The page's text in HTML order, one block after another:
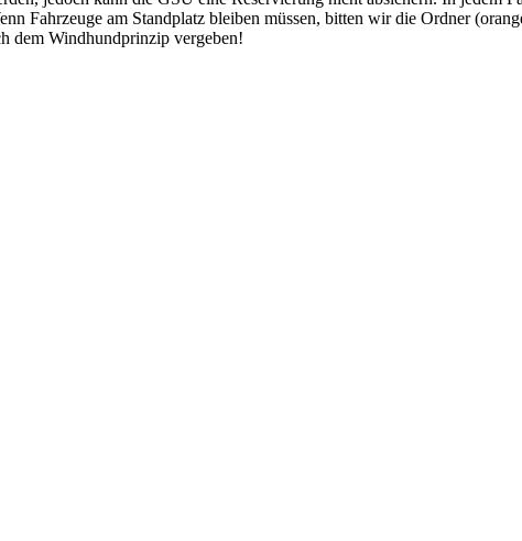
Fahrzeuge am Standplatz bleiben müssen, bitten wir die Ordner
dem Windhundprinzip vergeben!